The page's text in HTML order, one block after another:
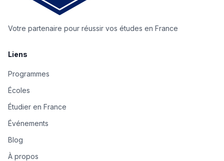
Votre partenaire pour réussir vos études en France
Liens
Programmes
Écoles
Étudier en France
Événements
Blog
À propos